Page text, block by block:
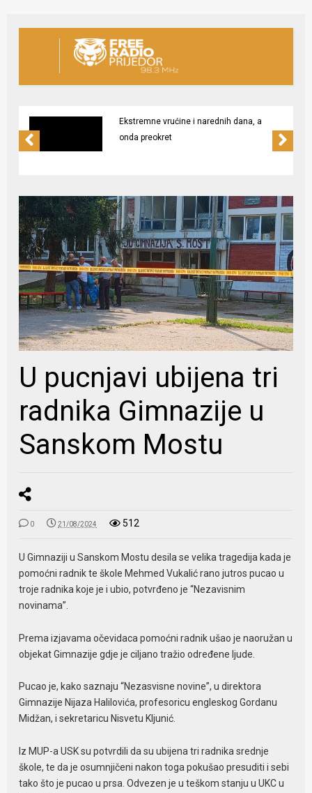
Ekstremne vrućine i narednih dana, a
onda preokret
U pucnjavi ubijena tri
radnika Gimnazije u
Sanskom Mostu
0 21/08/2024 512
U Gimnaziji u Sanskom Mostu desila se velika tragedija kada je
pomoćni radnik te škole Mehmed Vukalić rano jutros pucao u
troje radnika koje je i ubio, potvrđeno je “Nezavisnim
novinama”.
Prema izjavama očevidaca pomoćni radnik ušao je naoružan u
objekat Gimnazije gdje je ciljano tražio određene ljude.
Pucao je, kako saznaju “Nezasvisne novine”, u direktora
Gimnazije Nijaza Halilovića, profesoricu engleskog Gordanu
Midžan, i sekretaricu Nisvetu Kljunić.
Iz MUP-a USK su potvrdili da su ubijena tri radnika srednje
škole, te da je osumnjičeni nakon toga pokušao presuditi i sebi
tako što je pucao u prsa. Odvezen je u teškom stanju u UKC u